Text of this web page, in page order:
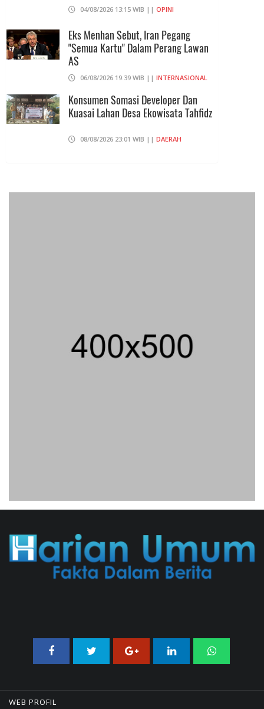
04/08/2026 13:15 WIB || OPINI
Eks Menhan Sebut, Iran Pegang
"Semua Kartu" Dalam Perang Lawan
AS
06/08/2026 19:39 WIB || INTERNASIONAL
Konsumen Somasi Developer Dan
Kuasai Lahan Desa Ekowisata Tahfidz
08/08/2026 23:01 WIB || DAERAH
206 Juta
04/08/2026 22:54 WIB || MAKRO/MIKRO
Eksepsinya Diterima Hakim, Dokter
Dalam Makalah MBG Untuk Dapat
WEB PROFIL